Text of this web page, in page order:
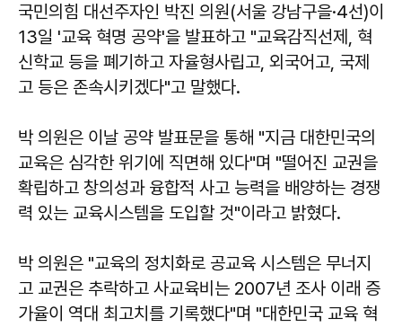
국민의힘 대선주자인 박진 의원(서울 강남구을·4선)이
13일 '교육 혁명 공약'을 발표하고 "교육감직선제, 혁
신학교 등을 폐기하고 자율형사립고, 외국어고, 국제
고 등은 존속시키겠다"고 말했다.
박 의원은 이날 공약 발표문을 통해 "지금 대한민국의
교육은 심각한 위기에 직면해 있다"며 "떨어진 교권을
확립하고 창의성과 융합적 사고 능력을 배양하는 경쟁
력 있는 교육시스템을 도입할 것"이라고 밝혔다.
박 의원은 "교육의 정치화로 공교육 시스템은 무너지
고 교권은 추락하고 사교육비는 2007년 조사 이래 증
가율이 역대 최고치를 기록했다"며 "대한민국 교육 혁